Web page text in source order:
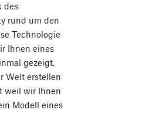
des
rund um den
Technologie
Ihnen eines
gezeigt,
Welt erstellen
weil wir Ihnen
Modell eines